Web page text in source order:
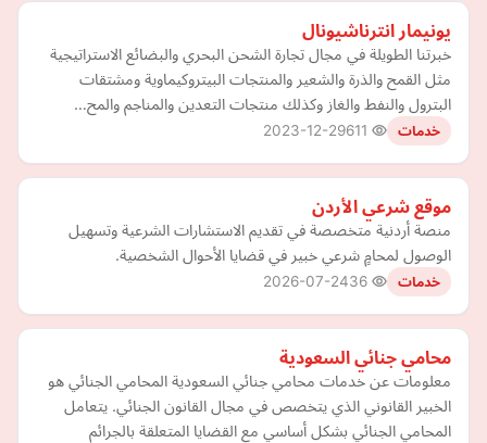
يونيمار انترناشيونال
خبرتنا الطويلة في مجال تجارة الشحن البحري والبضائع الاستراتيجية
مثل القمح والذرة والشعير والمنتجات البيتروكيماوية ومشتقات
البترول والنفط والغاز وكذلك منتجات التعدين والمناجم والمح…
خدمات 2023-12-29
موقع شرعي الأردن
منصة أردنية متخصصة في تقديم الاستشارات الشرعية وتسهيل
الوصول لمحامٍ شرعي خبير في قضايا الأحوال الشخصية.
خدمات 2026-07-24
محامي جنائي السعودية
معلومات عن خدمات محامي جنائي السعودية المحامي الجنائي هو
الخبير القانوني الذي يتخصص في مجال القانون الجنائي. يتعامل
المحامي الجنائي بشكل أساسي مع القضايا المتعلقة بالجرائم